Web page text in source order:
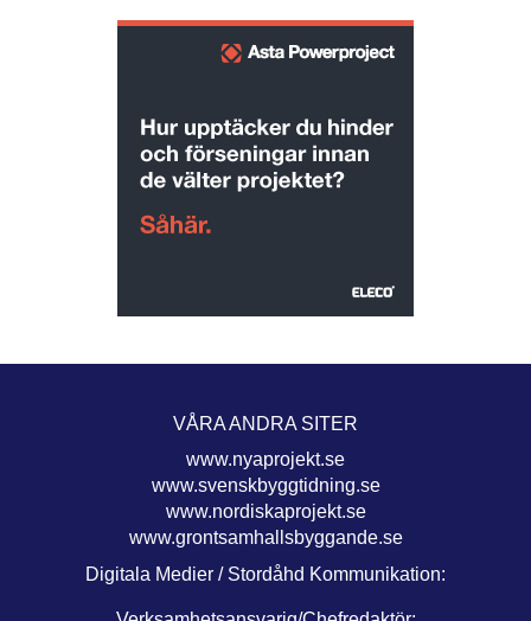
VÅRA ANDRA SITER
www.nyaprojekt.se
www.svenskbyggtidning.se
www.nordiskaprojekt.se
www.grontsamhallsbyggande.se
Digitala Medier / Stordåhd Kommunikation: